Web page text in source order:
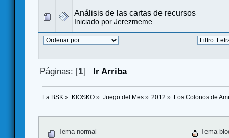
Análisis de las cartas de recursos
Iniciado por Jerezmeme
Páginas: [1] Ir Arriba
La BSK » KIOSKO» Juego del Mes» 2012 » Los Colonos de
Tema normal
Tema